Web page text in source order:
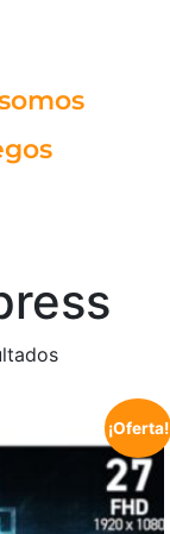
¡Oferta!